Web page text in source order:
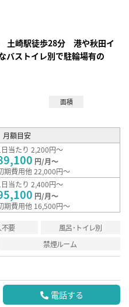
土崎駅徒歩28分 港や秋田イ
バストイレ別で駐輪場有の
面積
月額目安
日当たり 2,200円～
円/月～
期費用他 22,000円～
日当たり 2,400円～
円/月～
期費用他 16,500円～
要
風呂･トイレ別
禁煙ルーム
電話する